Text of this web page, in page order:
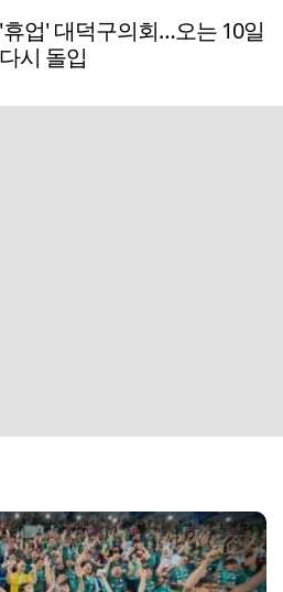
업' 대덕구의회…오는 10일
시 돌입